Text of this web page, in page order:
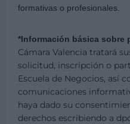
formativas o profesionales.
*Información básica sobre
Cámara Valencia tratará
solicitud, inscripción o
Escuela de Negocios, así
comunicaciones
haya dado su
derechos escribiendo a